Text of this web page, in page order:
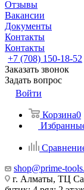
Отзывы
Вакансии
Документы
Контакты
Контакты
+7 (708) 150-18-52
Заказать звонок
Задать вопрос
Войти
Корзина0
shop@prime-
г. Алматы, ТЦ